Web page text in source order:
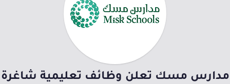
مدارس مسك تعلن وظائف تعليمية شاغرة